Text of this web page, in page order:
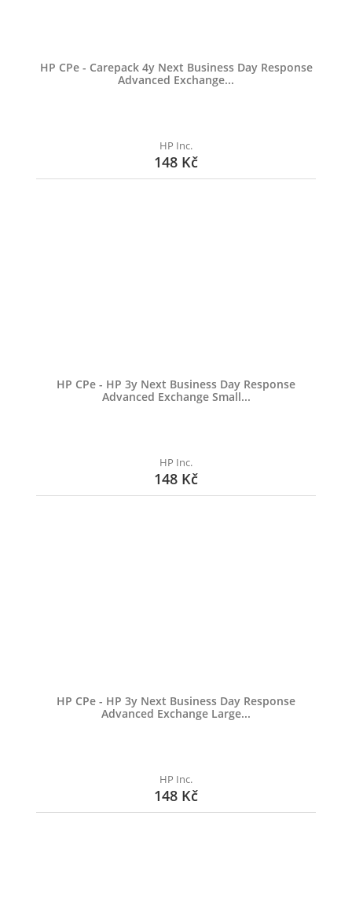
HP CPe - Carepack 4y Next Business Day Response
Advanced Exchange...
HP Inc.
148 Kč
HP CPe - HP 3y Next Business Day Response
Advanced Exchange Small...
HP Inc.
148 Kč
HP CPe - HP 3y Next Business Day Response
Advanced Exchange Large...
HP Inc.
148 Kč